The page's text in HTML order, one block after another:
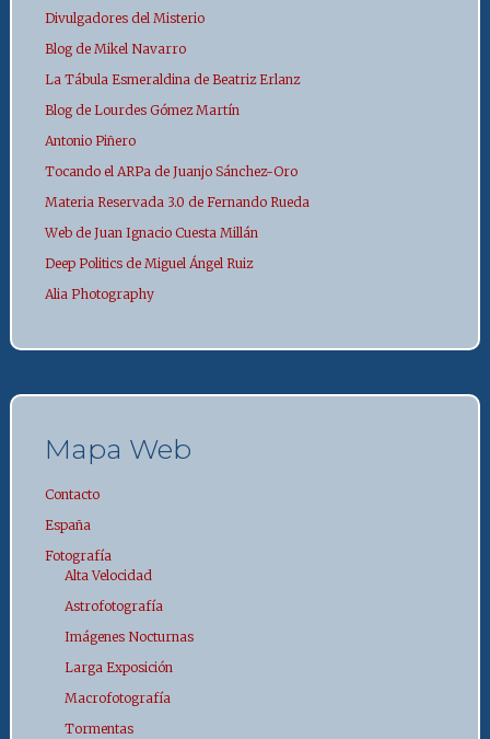
Divulgadores del Misterio
Blog de Mikel Navarro
La Tábula Esmeraldina de Beatriz Erlanz
Blog de Lourdes Gómez Martín
Antonio Piñero
Tocando el ARPa de Juanjo Sánchez-Oro
Materia Reservada 3.0 de Fernando Rueda
Web de Juan Ignacio Cuesta Millán
Deep Politics de Miguel Ángel Ruiz
Alia Photography
Mapa Web
Contacto
España
Fotografía
Alta Velocidad
Astrofotografía
Imágenes Nocturnas
Larga Exposición
Macrofotografía
Tormentas